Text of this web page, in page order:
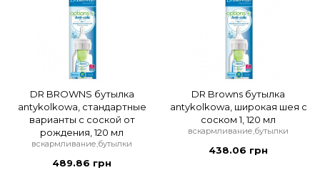
DR BROWNS бутылка
antykolkowa, стандартные
варианты с соской от
рождения, 120 мл
вскармливание,бутылки
489.86 грн
DR Browns бутылка
antykolkowa, широкая шея с
соском 1, 120 мл
вскармливание,бутылки
438.06 грн